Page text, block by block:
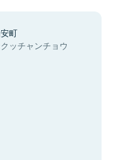
町
ッチャンチョウ